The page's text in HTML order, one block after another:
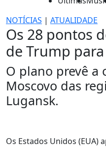
NOTÍCIAS | ATUALIDADE
Os 28 pontos
de Trump
O plano prevê a
Moscovo das
Lugansk.
Os Estados Unidos (EUA)